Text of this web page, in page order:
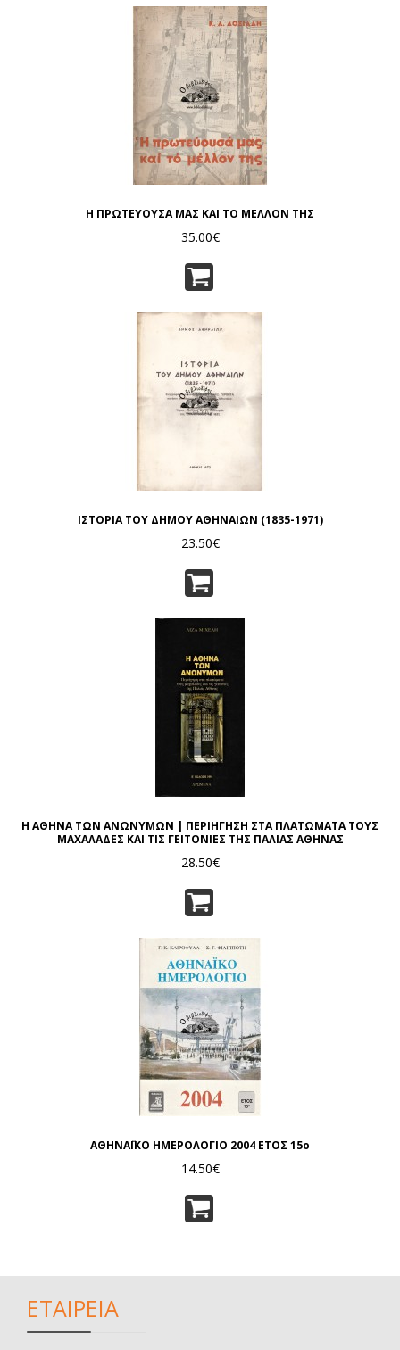
Η ΠΡΩΤΕΥΟΥΣΑ ΜΑΣ ΚΑΙ ΤΟ ΜΕΛΛΟΝ ΤΗΣ
35.00€
ΙΣΤΟΡΙΑ ΤΟΥ ΔΗΜΟΥ ΑΘΗΝΑΙΩΝ (1835-1971)
23.50€
Η ΑΘΗΝΑ ΤΩΝ ΑΝΩΝΥΜΩΝ | ΠΕΡΙΗΓΗΣΗ ΣΤΑ ΠΛΑΤΩΜΑΤΑ ΤΟΥΣ
ΜΑΧΑΛΑΔΕΣ ΚΑΙ ΤΙΣ ΓΕΙΤΟΝΙΕΣ ΤΗΣ ΠΑΛΙΑΣ ΑΘΗΝΑΣ
28.50€
ΑΘΗΝΑΪΚΟ ΗΜΕΡΟΛΟΓΙΟ 2004 ΕΤΟΣ 15ο
14.50€
ΕΤΑΙΡΕΙΑ